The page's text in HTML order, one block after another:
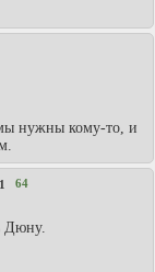
нужны кому-то, и
64
Дюну.